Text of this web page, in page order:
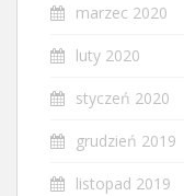
marzec 2020
luty 2020
styczeń 2020
grudzień 2019
listopad 2019